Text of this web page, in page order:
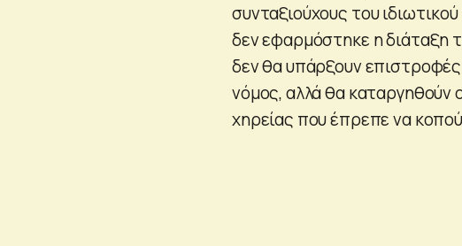
συνταξιούχους του
δεν εφαρμόστηκε η διάταξη
δεν θα υπάρξουν
νόμος, αλλά θα καταργηθούν
χηρείας που έπρεπε να